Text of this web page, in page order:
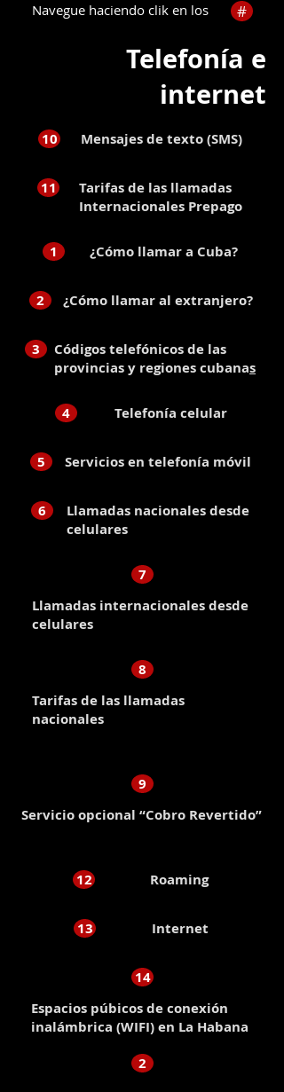
Navegue haciendo clik en los #
Telefonía e
internet
1 ¿Cómo llamar a Cuba?
2 ¿Cómo llamar al extranjero?
3
Códigos telefónicos de las
provincias y regiones cubanas
2
4 Telefonía celular
5 Servicios en telefonía móvil
6
Llamadas nacionales desde
celulares
7
Llamadas internacionales desde
celulares
8
Tarifas de las llamadas
nacionales
9
Servicio opcional “Cobro Revertido”
10 Mensajes de texto (SMS)
11
Tarifas de las llamadas
Internacionales Prepago
12 Roaming
13 Internet
14
Espacios púbicos de conexión
inalámbrica (WIFI) en La Habana